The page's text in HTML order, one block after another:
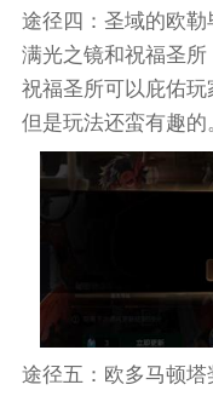
途径四：圣域的欧
满光之镜和祝福圣
祝福圣所可以庇佑玩
但是玩法还蛮有趣的
途径五：欧多马顿